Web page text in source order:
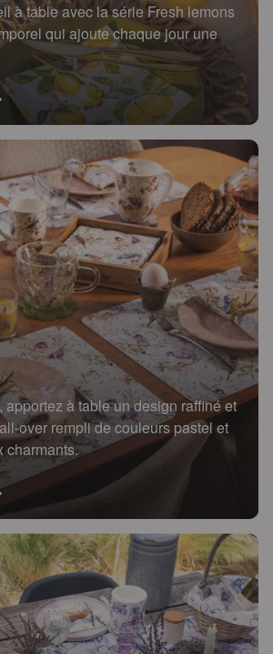
à table avec la série Fresh lemons
qui ajoute chaque jour une
à table un design raffiné et
over rempli de couleurs pastel et
charmants.